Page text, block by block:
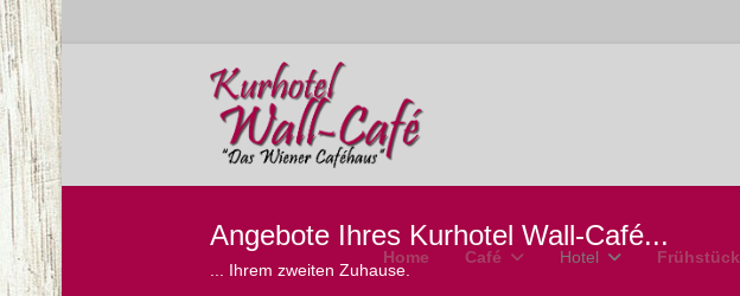
Home Café Hotel Frühstück
Angebote Ihres Kurhotel Wall-Café...
... Ihrem zweiten Zuhause.